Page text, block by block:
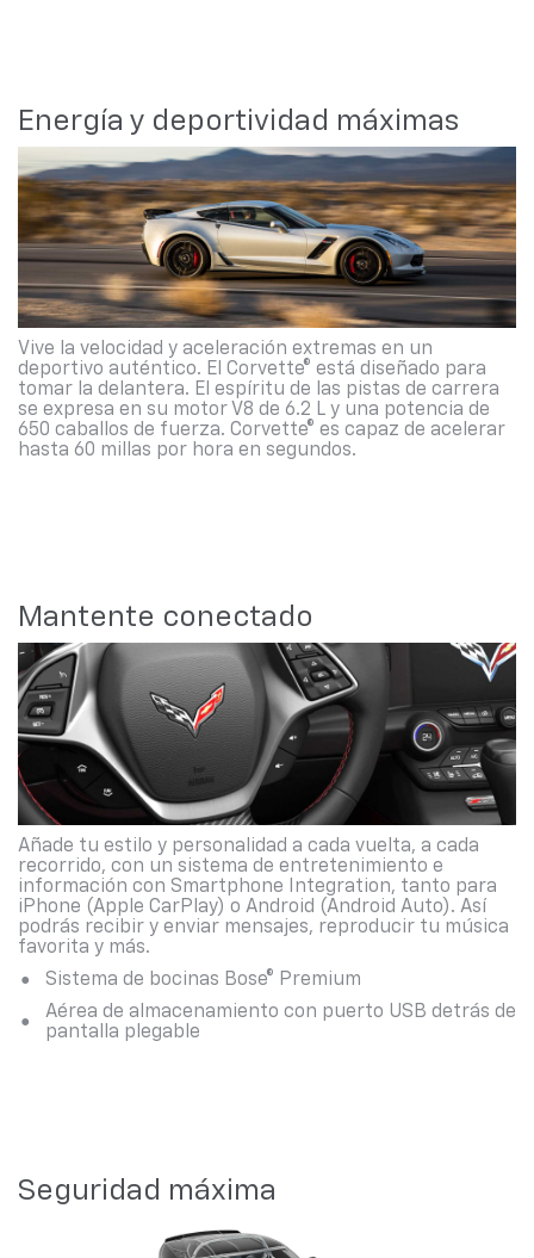
Energía y deportividad máximas
Vive la velocidad y aceleración extremas en un
deportivo auténtico. El Corvette® está diseñado para
tomar la delantera. El espíritu de las pistas de carrera
se expresa en su motor V8 de 6.2 L y una potencia de
650 caballos de fuerza. Corvette® es capaz de acelerar
hasta 60 millas por hora en segundos.
Mantente conectado
Añade tu estilo y personalidad a cada vuelta, a cada
recorrido, con un sistema de entretenimiento e
información con Smartphone Integration, tanto para
iPhone (Apple CarPlay) o Android (Android Auto). Así
podrás recibir y enviar mensajes, reproducir tu música
favorita y más.
Sistema de bocinas Bose® Premium
Aérea de almacenamiento con puerto USB detrás de
pantalla plegable
Seguridad máxima